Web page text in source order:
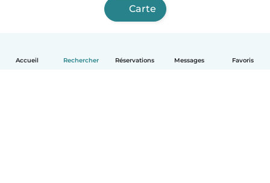
Accueil Rechercher Réservations Messages Favoris
Carte